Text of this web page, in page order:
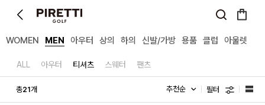
WOMEN MEN 아우터 상의 하의 신발/가방 용품 클럽 아울렛
ALL 아우터 티셔츠 스웨터 팬츠
총21개 필터